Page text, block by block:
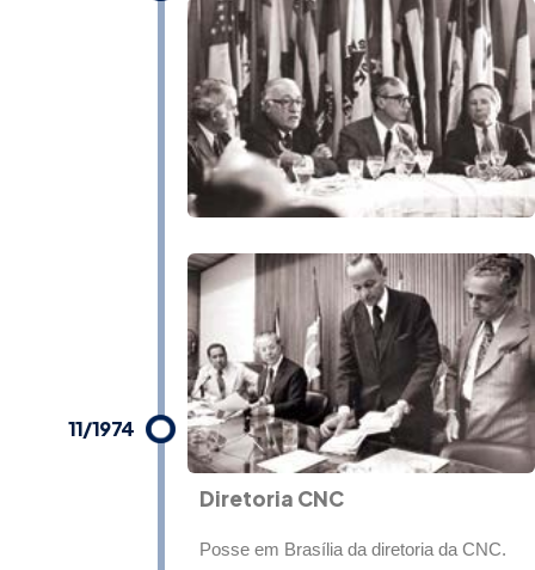
11/1974
Diretoria CNC
Posse em Brasília da diretoria da CNC.